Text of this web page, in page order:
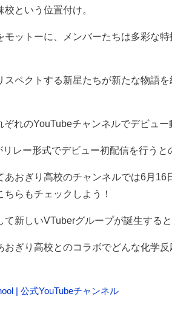
という位置付け。
モットーに、メンバーたちは多彩な
ペクトする新星たちが新たな物語
れのYouTubeチャンネルでデビュー
レー形式でデビュー初配信を行うと
おぎり高校のチャンネルでは6月16
らもチェックしよう！
新しいVTuberグループが誕生する
ぎり高校とのコラボでどんな化学
| 公式YouTubeチャンネル